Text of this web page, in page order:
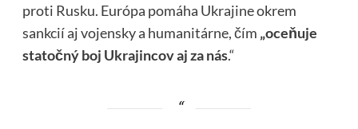
proti Rusku. Európa pomáha Ukrajine okrem
sankcií aj vojensky a humanitárne, čím „oceňuje
statočný boj Ukrajincov aj za nás.“